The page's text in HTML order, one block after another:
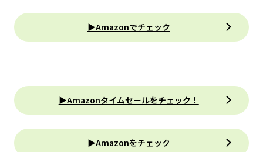
▶Amazonでチェック
▶Amazonタイムセールをチェック！
▶Amazonをチェック